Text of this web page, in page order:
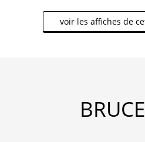
voir les affiches de